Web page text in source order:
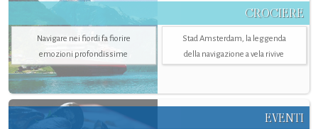
CROCIERE
Navigare nei fiordi fa fiorire
emozioni profondissime
Stad Amsterdam, la leggenda
della navigazione a vela rivive
EVENTI